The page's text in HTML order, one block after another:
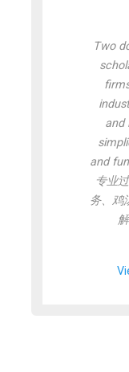
Two
and
and
专业
务、鸡